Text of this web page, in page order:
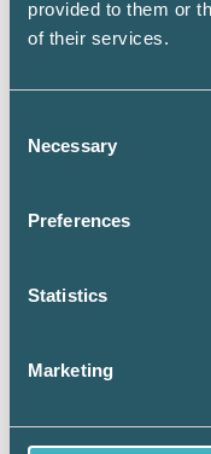
provided to them or
of their services.
Selection
Necessary
Preferences
Statistics
Marketing
Foto: Malin Sydne